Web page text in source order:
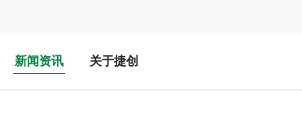
新闻资讯 关于捷创